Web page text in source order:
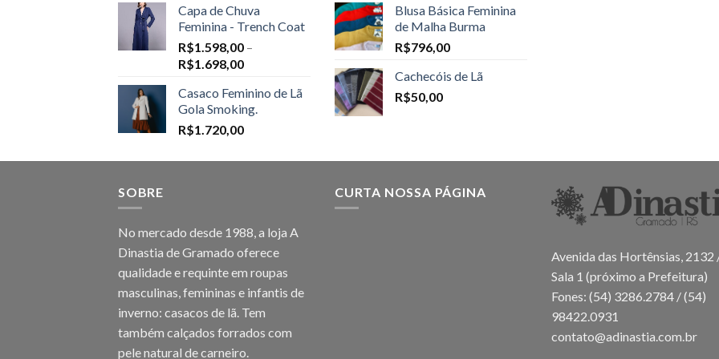
Capa de Chuva
Feminina - Trench Coat
R$1.598,00 –
R$1.698,00Price
R$1.598,00
through
R$1.698,00
Casaco Feminino de Lã
Gola Smoking.
R$1.720,00
Blusa Básica Feminina
de Malha Burma
R$796,00
Cachecóis de Lã
R$50,00
SOBRE
No mercado desde 1988, a loja A
Dinastia de Gramado oferece
qualidade e requinte em roupas
masculinas, femininas e infantis de
inverno: casacos de lã. Tem
também calçados forrados com
pele natural de carneiro.
CURTA NOSSA PÁGINA
Avenida das Hortênsias, 2132
Sala 1 (próximo a Prefeitura)
Fones: (54) 3286.2784 / (54)
98422.0931
contato@adinastia.com.br